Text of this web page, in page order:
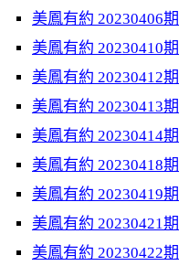
美鳳有約 20230406期
美鳳有約 20230410期
美鳳有約 20230412期
美鳳有約 20230413期
美鳳有約 20230414期
美鳳有約 20230418期
美鳳有約 20230419期
美鳳有約 20230421期
美鳳有約 20230422期